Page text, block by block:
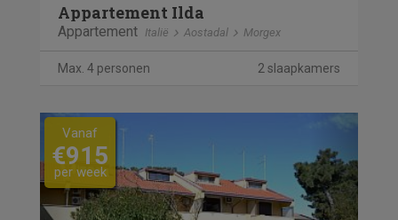
Appartement Ilda
Appartement Italië Aostadal Morgex
Max. 4 personen 2 slaapkamers
Previous
Vanaf
€915
per week